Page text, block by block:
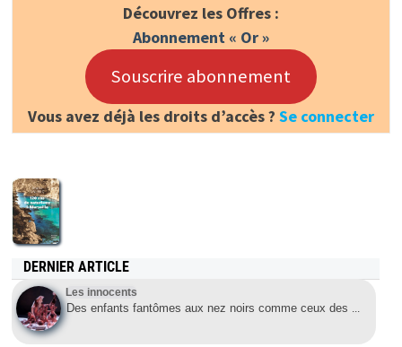
Découvrez les Offres :
Abonnement « Or »
Souscrire abonnement
Vous avez déjà les droits d’accès ? Se connecter
DERNIER ARTICLE
Les innocents
Des enfants fantômes aux nez noirs comme ceux des